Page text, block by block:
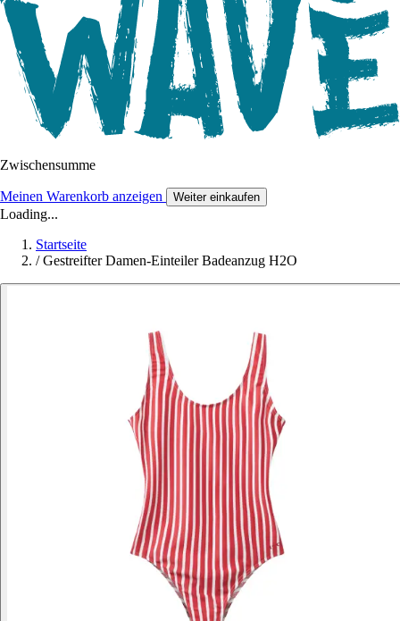
Zwischensumme
Meinen Warenkorb anzeigen Weiter einkaufen
Loading...
Startseite
/ Gestreifter Damen-Einteiler Badeanzug H2O